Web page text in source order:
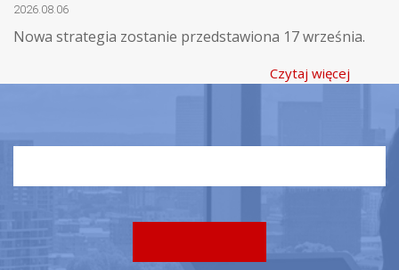
2026.08.06
Nowa strategia zostanie przedstawiona 17 września.
Czytaj więcej